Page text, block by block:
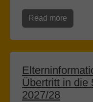
Read more
Übertritt in die
2027/28